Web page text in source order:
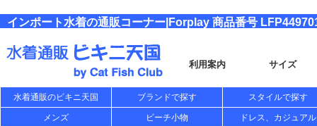
インポート水着の通販コーナー|Forplay 商品番号
利用案内 サイズ
水着通販のビキニ天国 ブランドで探す スタイルで探す
メンズ ビーチ小物 ドレス、カジュアル